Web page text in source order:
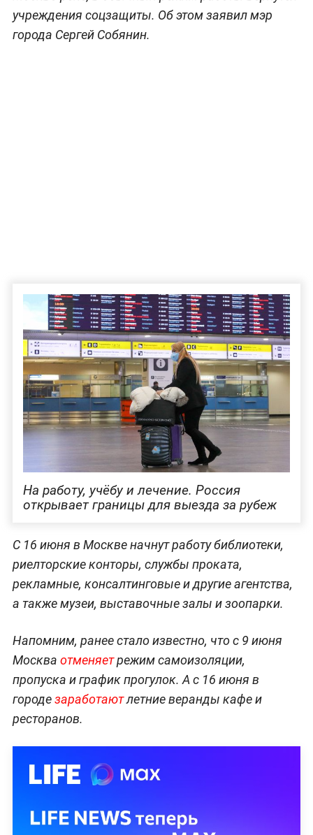
учреждения соцзащиты. Об этом заявил мэр
города Сергей Собянин.
На работу, учёбу и лечение. Россия
открывает границы для выезда за рубеж
С 16 июня в Москве начнут работу библиотеки,
риелторские конторы, службы проката,
рекламные, консалтинговые и другие агентства,
а также музеи, выставочные залы и зоопарки.
Напомним, ранее стало известно, что с 9 июня
Москва отменяетрежим самоизоляции,
пропуска и график прогулок. А с 16 июня в
городезаработаютлетние веранды кафе и
ресторанов.